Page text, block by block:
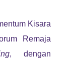
Kisara
Remaja
, dengan